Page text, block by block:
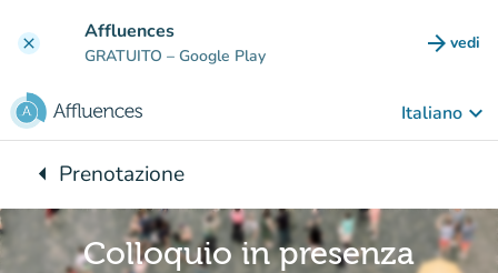
clear Affluences
GRATUITO – Google Play arrow_forward vedi
Italiano keyboard_arrow_down
arrow_leftTorna a:
Prenotazione
Colloquio in presenza